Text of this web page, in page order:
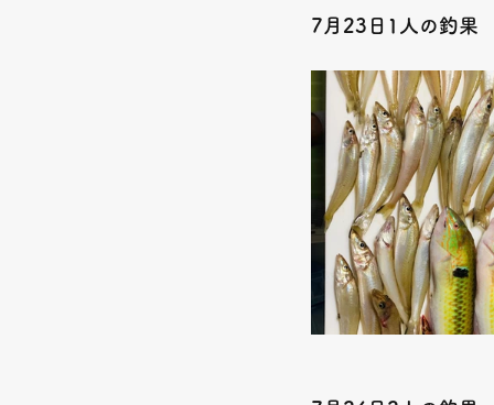
7 月 23 日 1 人の釣果